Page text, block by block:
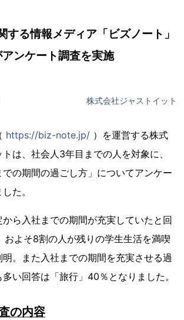
する情報メディア「ビズノート」
アンケート調査を実施
株式会社ジャストイット
https://biz-note.jp/ ）を運営する株式
は、社会人3年目までの人を対象に、
での期間の過ごし方」についてアンケー
た。
ら入社までの期間が充実していたと回
およそ8割の人が残りの学生生活を満喫
明。また入社までの期間を充実させる過
い回答は「旅行」40％となりました。
の内容